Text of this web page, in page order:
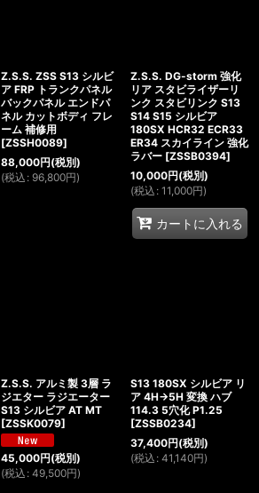
Z.S.S. ZSS S13 シルビ
ア FRP トランクパネル
バックパネル エンドパ
ネル カットボディ フレ
ーム 補修用
[ZSSH0089]
88,000円(税別)
(税込 : 96,800円)
Z.S.S. DG-storm 強化
リア スタビライザーリ
ンク スタビリンク S13
S14 S15 シルビア
180SX HCR32 ECR33
ER34 スカイライン 強化
ラバー [ZSSB0394]
10,000円(税別)
(税込 : 11,000円)
カートに入れる
Z.S.S. アルミ製 3層 ラ
ジエター ラジエーター
S13 シルビア AT MT
[ZSSK0079]
45,000円(税別)
(税込 : 49,500円)
S13 180SX シルビア リ
ア 4H→5H 変換 ハブ
114.3 5穴化 P1.25
[ZSSB0234]
37,400円(税別)
(税込 : 41,140円)